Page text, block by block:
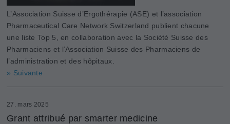
L’Association Suisse d’Ergothérapie (ASE) et l’association
Pharmaceutical Care Network Switzerland publient chacune
une liste Top 5, en collaboration avec la Société Suisse des
Pharmaciens et l’Association Suisse des Pharmaciens de
l’administration et des hôpitaux.
» Suivante
27. mars 2025
Grant attribué par smarter medicine